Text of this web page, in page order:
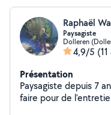
Raphaël
Paysagiste
Dolleren
4,9/5
Présentation
Paysagiste depuis 7
faire pour de